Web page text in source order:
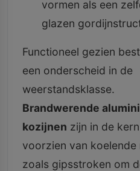
vormen als een
glazen
Functioneel gezien
een onderscheid in de
weerstandsklasse.
Brandwerende
kozijnen zijn in de
voorzien van koelende
zoals gipsstroken om